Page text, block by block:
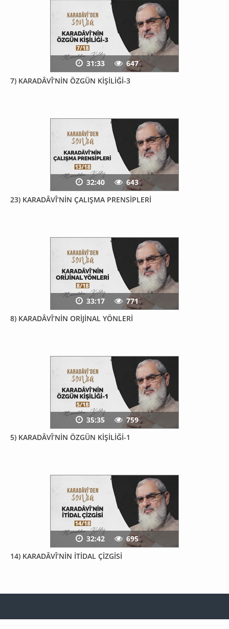
7) KARADÂVÎ’NİN ÖZGÜN KİŞİLİĞİ-3
31:33 647
23) KARADÂVÎ’NİN ÇALIŞMA PRENSİPLERİ
32:40 643
8) KARADÂVÎ’NİN ORİJİNAL YÖNLERİ
33:17 771
5) KARADÂVÎ’NİN ÖZGÜN KİŞİLİĞİ-1
35:35 759
14) KARADÂVÎ’NİN İTİDAL ÇİZGİSİ
32:42 695